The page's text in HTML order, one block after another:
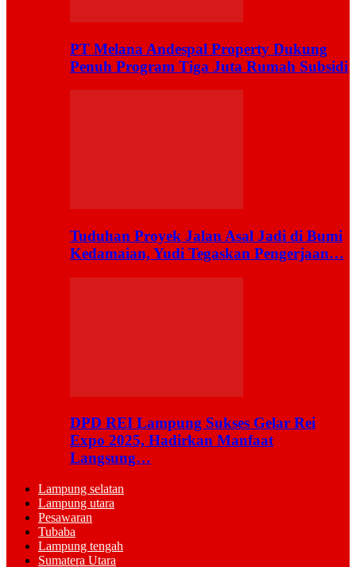
PT Melana Andespal Property Dukung
Penuh Program Tiga Juta Rumah Subsidi
Tuduhan Proyek Jalan Asal Jadi di Bumi
Kedamaian, Yudi Tegaskan Pengerjaan…
DPD REI Lampung Sukses Gelar Rei
Expo 2025, Hadirkan Manfaat
Langsung…
Lampung selatan
Lampung utara
Pesawaran
Tubaba
Lampung tengah
Sumatera Utara